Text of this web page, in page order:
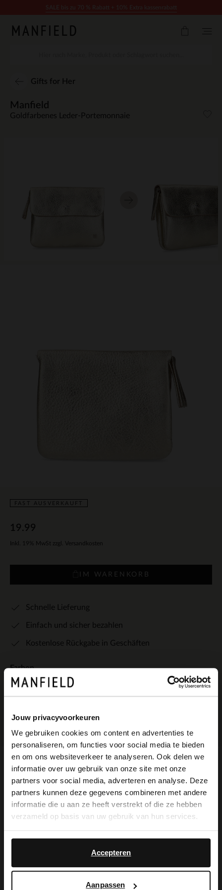
Jouw privacyvoorkeuren
We gebruiken cookies om content en advertenties te
personaliseren, om functies voor social media te bieden
en om ons websiteverkeer te analyseren. Ook delen we
informatie over uw gebruik van onze site met onze
partners voor social media, adverteren en analyse. Deze
partners kunnen deze gegevens combineren met andere
informatie die u aan ze heeft verstrekt of die ze hebben
verzameld op basis van uw gebruik van hun services.
Accepteren
Aanpassen
Gifts for Her
FAST AUSVERKAUFT
Manfield
Goldfarbenes Leder-Portemonnaie
19.99
Inkl. 19% MwSt zzgl. Versandkosten
IM WARENKORB
Schnelle Lieferung
Einfach und sicher bezahlen
Kostenlose Rückgabe in Geschäften
Farben
+2
Produktbeschreibung
Goldfarbenes Portemonnaie der Marke
Manfield. Das Accessoire ist aus Leder
gearbeitet. Wir empfehlen das Material
mit dem Carbon Pro-Spray von Collonil zu
pflegen. Das Portemonnaie ist 11 cm breit
×
View this website in English?
It looks like your language isn't Dutch. Would
you like to switch to English?
English